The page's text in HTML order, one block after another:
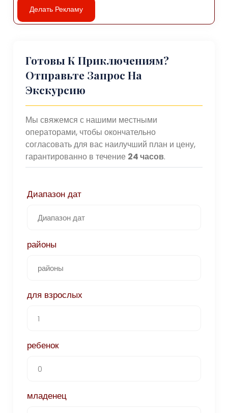
Делать Рекламу
Готовы К Приключениям?
Отправьте Запрос На
Экскурсию
Мы свяжемся с нашими местными
операторами, чтобы окончательно
согласовать для вас наилучший план и цену,
гарантированно в течение 24 часов.
Диапазон дат
районы
для взрослых
ребенок
младенец